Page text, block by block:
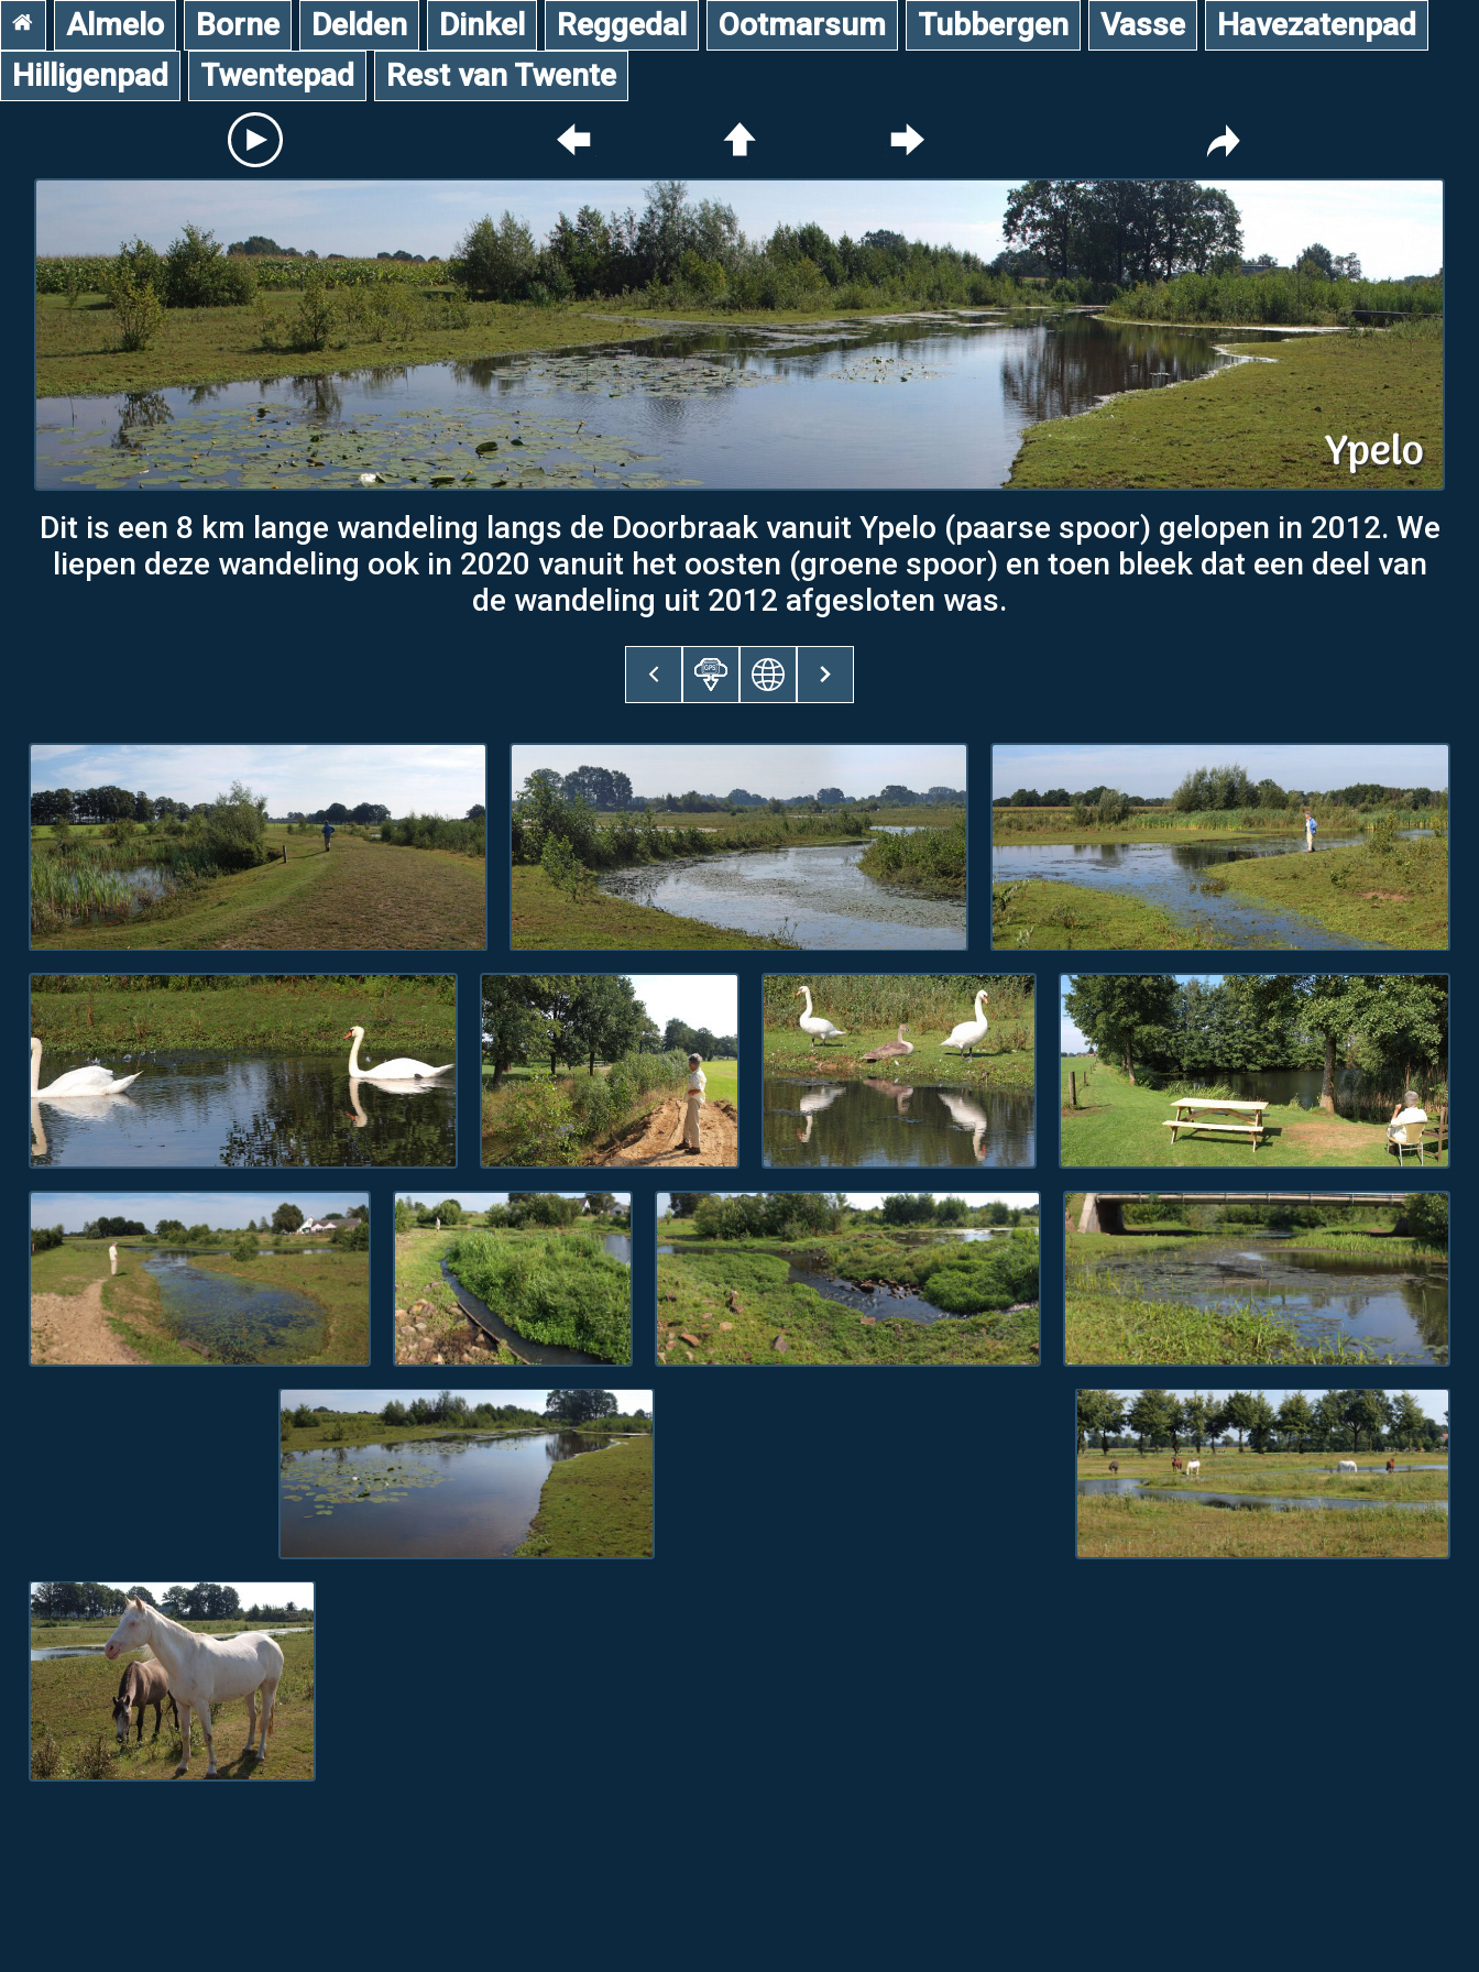
Almelo Borne Delden Dinkel Reggedal Ootmarsum Tubbergen Vasse
Havezatenpad
Hilligenpad
Twentepad Rest van Twente
Ypelo
Dit is een 8 km lange wandeling langs de Doorbraak vanuit Ypelo (paarse spoor) gelopen in 2012. We
liepen deze wandeling ook in 2020 vanuit het oosten (groene spoor) en toen bleek dat een deel van
de wandeling uit 2012 afgesloten was.